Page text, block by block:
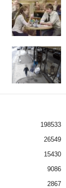
198533
26549
15430
9086
2867